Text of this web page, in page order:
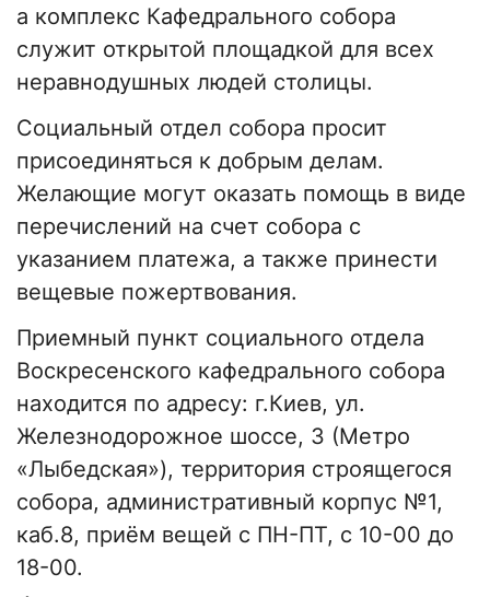
а комплекс Кафедрального собора
служит открытой площадкой для всех
неравнодушных людей столицы.
Социальный отдел собора просит
присоединяться к добрым делам.
Желающие могут оказать помощь в виде
перечислений на счет собора с
указанием платежа, а также принести
вещевые пожертвования.
Приемный пункт социального отдела
Воскресенского кафедрального собора
находится по адресу: г.Киев, ул.
Железнодорожное шоссе, 3 (Метро
«Лыбедская»), территория строящегося
собора, административный корпус №1,
каб.8, приём вещей с ПН-ПТ, с 10-00 до
18-00.